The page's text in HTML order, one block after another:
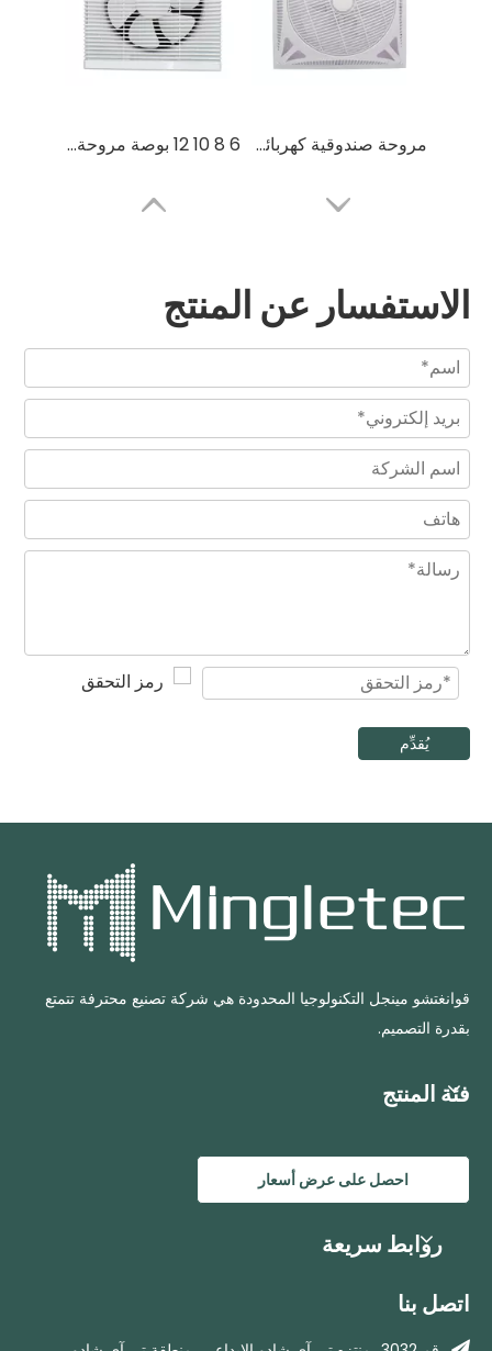
6 8 10 12 بوصة مروحة عادم الحمام الصامتة المثبتة على النافذة مروحة صندوقية كهربائية مثبتة على السقف مقاس 14 بوصة مع جهاز تحكم عن بعد
الاستفسار عن المنتج
يُقدِّم
قوانغتشو مينجل التكنولوجيا المحدودة هي شركة تصنيع محترفة تتمتع
بقدرة التصميم.
فئة المنتج
احصل على عرض أسعار
روابط سريعة
اتصل بنا